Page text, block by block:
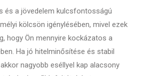
és a jövedelem kulcsfontosságú
kölcsön igénylésében, mivel ezek
hogy Ön mennyire kockázatos a
Ha jó hitelminősítése és stabil
nagyobb eséllyel kap alacsony